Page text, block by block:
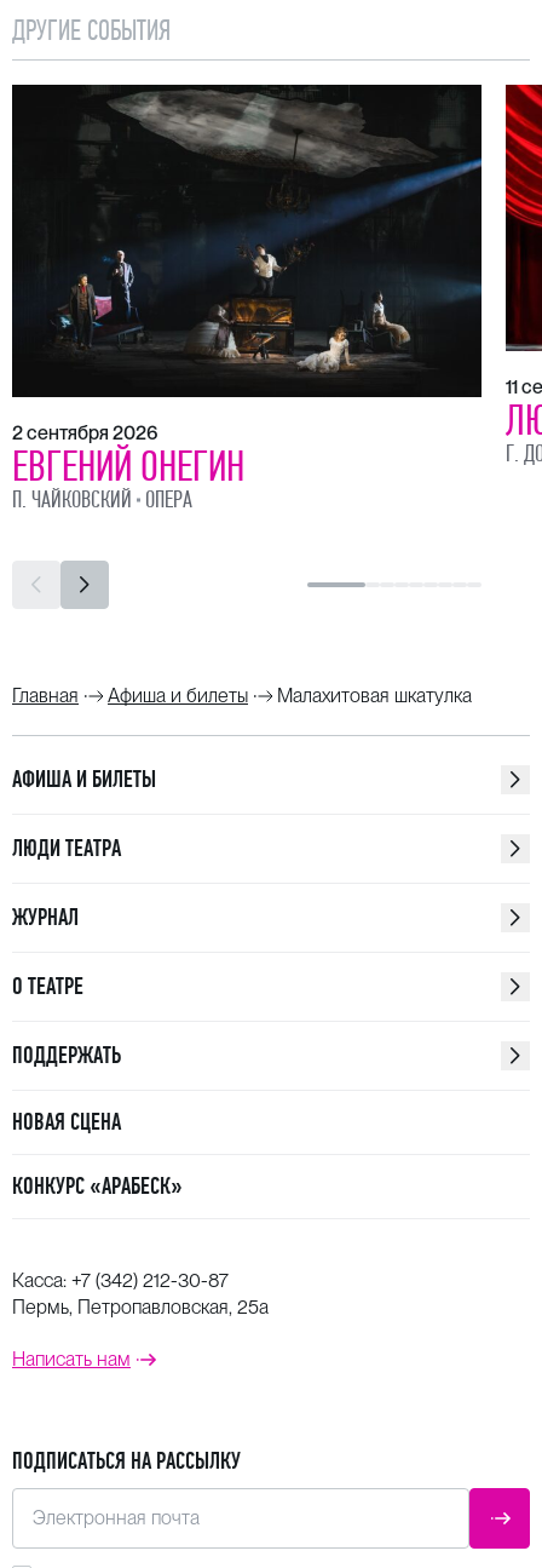
ДРУГИЕ СОБЫТИЯ
2 сентября 2026
ЕВГЕНИЙ ОНЕГИН
П. ЧАЙКОВСКИЙ ОПЕРА
11
Г.
Главная Афиша и билеты Малахитовая шкатулка
АФИША И БИЛЕТЫ
ЛЮДИ ТЕАТРА
ЖУРНАЛ
О ТЕАТРЕ
ПОДДЕРЖАТЬ
НОВАЯ СЦЕНА
КОНКУРС «АРАБЕСК»
Касса: +7 (342) 212-30-87
Пермь, Петропавловская, 25а
Написать нам
ПОДПИСАТЬСЯ НА РАССЫЛКУ
Электронная почта